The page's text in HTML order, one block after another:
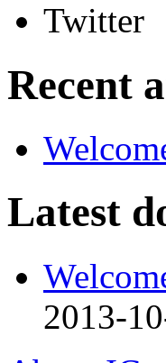
Twitter
Recent
Latest
2013-